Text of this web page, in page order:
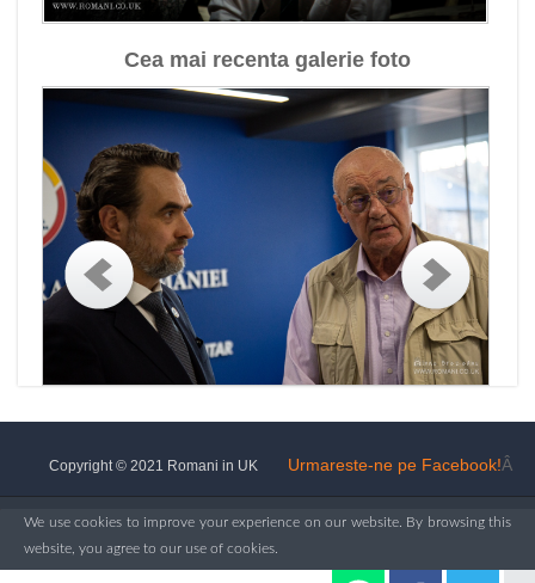
Cea mai recenta galerie foto
Urmareste-ne pe Facebook!Â
Copyright © 2021 Romani in UK
We use cookies to improve your experience on our website. By browsing this
website, you agree to our use of cookies.